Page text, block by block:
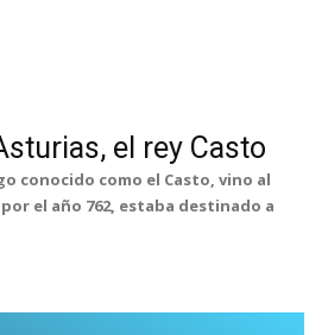
el rey Casto
conocido como el Casto, vino al
el año 762, estaba destinado a